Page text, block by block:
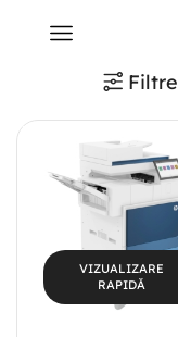
Filtre
VIZUALIZARE
RAPIDĂ